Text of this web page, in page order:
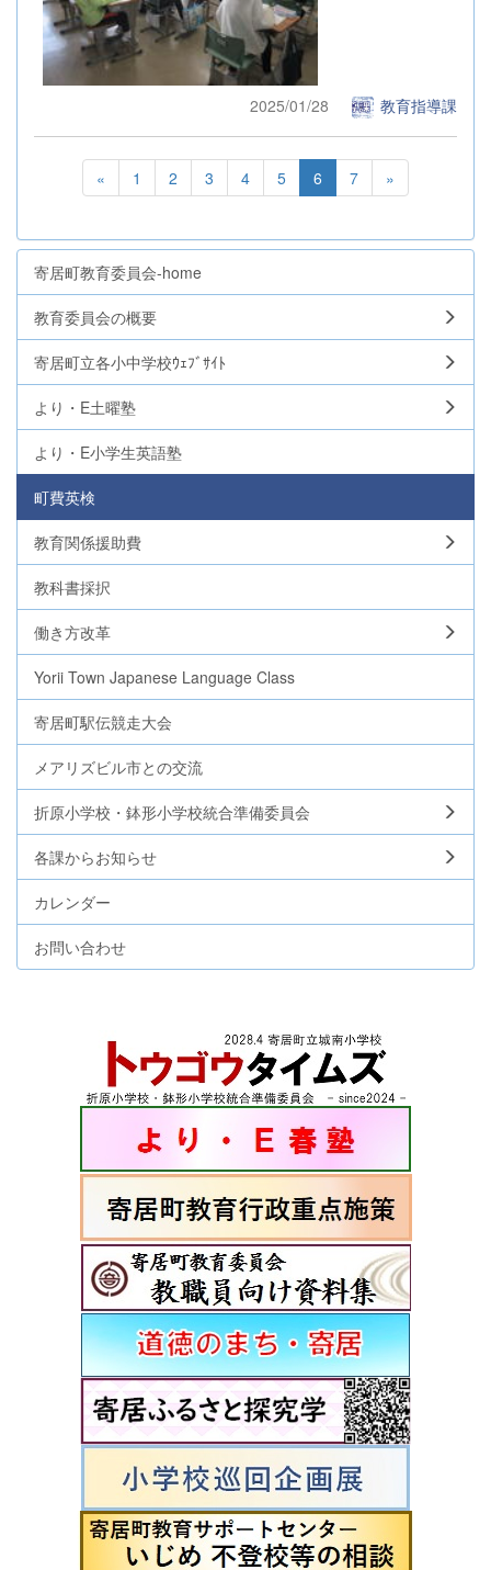
2025/01/28 教育指導課
« 1 2 3 4 5 6 7 »
寄居町教育委員会-home
教育委員会の概要
寄居町立各小中学校ｳｪﾌﾞｻｲﾄ
より・E土曜塾
より・E小学生英語塾
町費英検
教育関係援助費
教科書採択
働き方改革
Yorii Town Japanese Language Class
寄居町駅伝競走大会
メアリズビル市との交流
折原小学校・鉢形小学校統合準備委員会
各課からお知らせ
カレンダー
お問い合わせ